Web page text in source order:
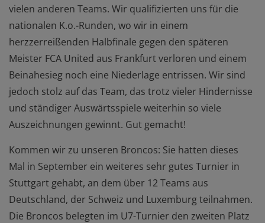
vielen anderen Teams. Wir qualifizierten uns für die
nationalen K.o.-Runden, wo wir in einem
herzzerreißenden Halbfinale gegen den späteren
Meister FCA United aus Frankfurt verloren und einem
Beinahesieg noch eine Niederlage entrissen. Wir sind
jedoch stolz auf das Team, das trotz vieler Hindernisse
und ständiger Auswärtsspiele weiterhin so viele
Auszeichnungen gewinnt. Gut gemacht!
Kommen wir zu unseren Broncos: Sie hatten dieses
Mal in September ein weiteres sehr gutes Turnier in
Stuttgart gehabt, an dem über 12 Teams aus
Deutschland, der Schweiz und Luxemburg teilnahmen.
Die Broncos belegten im U7-Turnier den zweiten Platz